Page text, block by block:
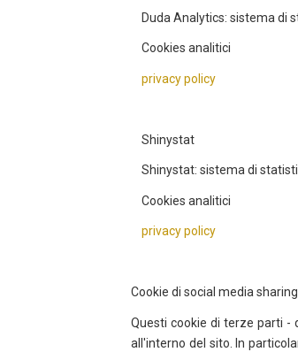
Duda Analytics: sistema di
Cookies analitici
privacy policy
Shinystat
Shinystat: sistema di
Cookies analitici
privacy policy
Cookie di social media sharing
Questi cookie di terze parti -
all'interno del sito. In